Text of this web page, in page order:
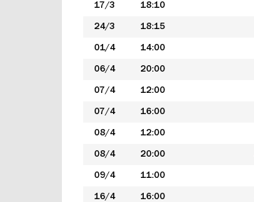
17/3 18:10
24/3 18:15
01/4 14:00
06/4 20:00
07/4 12:00
07/4 16:00
08/4 12:00
08/4 20:00
09/4 11:00
16/4 16:00